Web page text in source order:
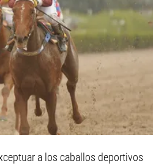
a los caballos deportivos